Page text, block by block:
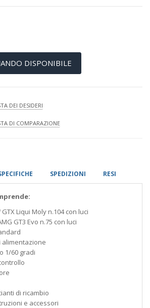
DISPONIBILE
DEI DESIDERI
DI COMPARAZIONE
SPEDIZIONI RESI
GTX Liqui Moly n.104 con luci
GT3 Evo n.75 con luci
alimentazione
1/60 gradi
di ricambio
e accessori